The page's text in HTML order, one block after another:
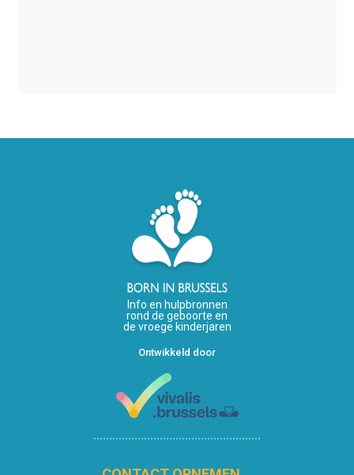
Info en hulpbronnen
rond de geboorte en
de vroege kinderjaren
Ontwikkeld door